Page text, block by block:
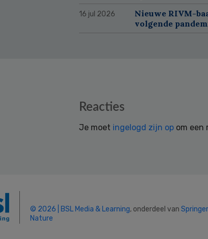
16 jul 2026
Nieuwe RIVM-
volgende
Reacties
Je moet ingelogd zijn op om een
© 2026 | BSL Media & Learning, onderdeel van Springer
Nature